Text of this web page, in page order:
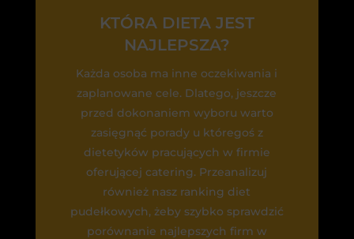
KTÓRA DIETA JEST
NAJLEPSZA?
Każda osoba ma inne oczekiwania i
zaplanowane cele. Dlatego, jeszcze
przed dokonaniem wyboru warto
zasięgnąć porady u któregoś z
dietetyków pracujących w firmie
oferującej catering. Przeanalizuj
również nasz ranking diet
pudełkowych, żeby szybko sprawdzić
porównanie najlepszych firm w